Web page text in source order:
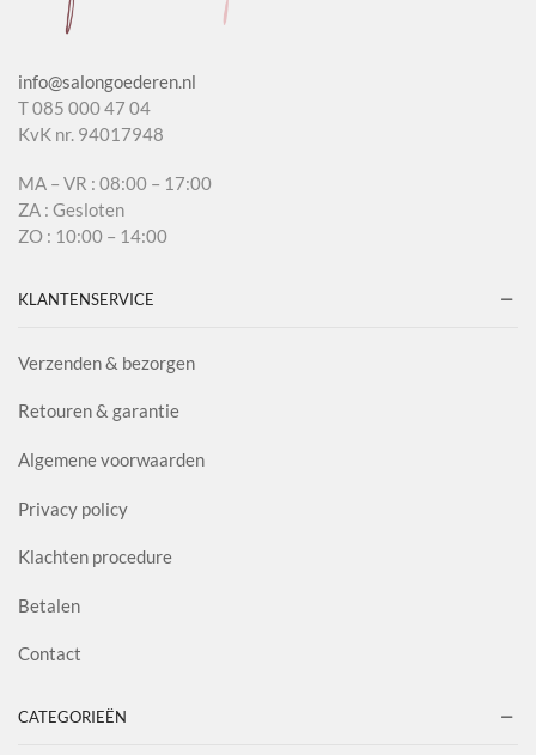
info@salongoederen.nl
T 085 000 47 04
KvK nr. 94017948
MA – VR : 08:00 – 17:00
ZA : Gesloten
ZO : 10:00 – 14:00
KLANTENSERVICE
Verzenden & bezorgen
Retouren & garantie
Algemene voorwaarden
Privacy policy
Klachten procedure
Betalen
Contact
CATEGORIEËN